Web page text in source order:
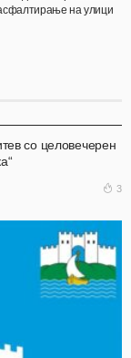
на улици
со целовечерен
3